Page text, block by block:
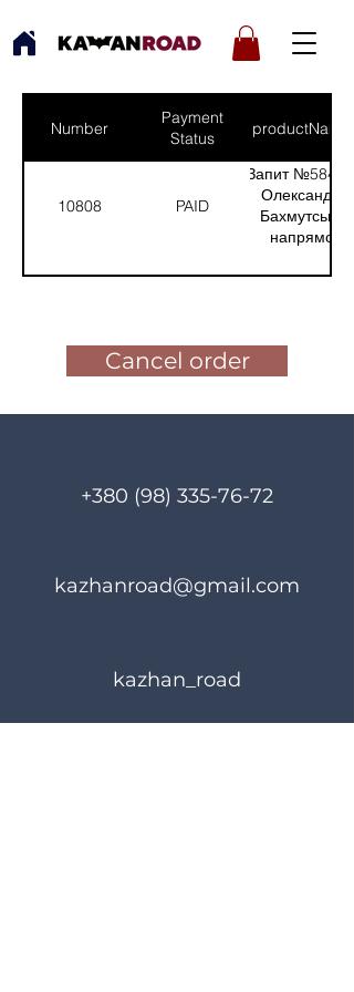
Number
Payment
Status
productNames
10808 PAID
Запит №584 від:
Олександр -
Бахмутський
напрямок
9)
Cancel order
+380 (98) 335-76-72
kazhanroad@gmail.com
kazhan_road